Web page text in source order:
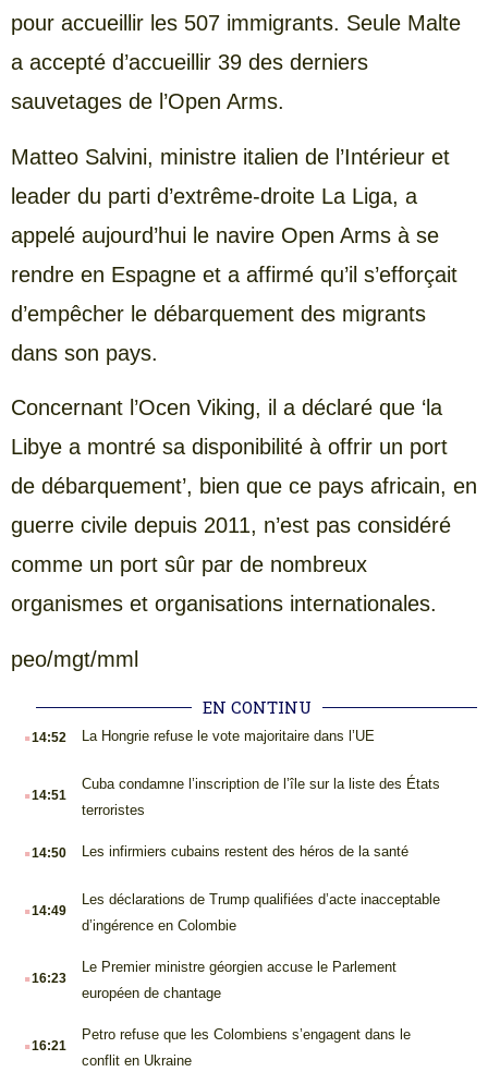
pour accueillir les 507 immigrants. Seule Malte
a accepté d’accueillir 39 des derniers
sauvetages de l’Open Arms.
Matteo Salvini, ministre italien de l’Intérieur et
leader du parti d’extrême-droite La Liga, a
appelé aujourd’hui le navire Open Arms à se
rendre en Espagne et a affirmé qu’il s’efforçait
d’empêcher le débarquement des migrants
dans son pays.
Concernant l’Ocen Viking, il a déclaré que ‘la
Libye a montré sa disponibilité à offrir un port
de débarquement’, bien que ce pays africain, en
guerre civile depuis 2011, n’est pas considéré
comme un port sûr par de nombreux
organismes et organisations internationales.
peo/mgt/mml
EN CONTINU
.14:52 La Hongrie refuse le vote majoritaire dans l’UE
.14:51
Cuba condamne l’inscription de l’île sur la liste des États
terroristes
.14:50 Les infirmiers cubains restent des héros de la santé
.14:49
Les déclarations de Trump qualifiées d’acte inacceptable
d’ingérence en Colombie
.16:23
Le Premier ministre géorgien accuse le Parlement
européen de chantage
.16:21
Petro refuse que les Colombiens s’engagent dans le
conflit en Ukraine